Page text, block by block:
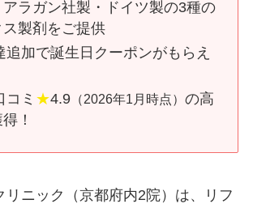
ラガン社製・ドイツ製の3種の
製剤をご提供
追加で誕生日クーポンがもらえ
コミ ★4.9 （2026年1月時点）の高
！
リニック（京都府内2院）は、リフ